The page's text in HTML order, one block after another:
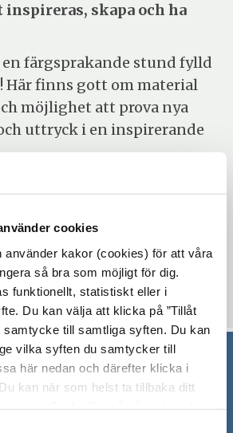
cookies
använder kakor (cookies) för att våra
så bra som möjligt för dig.
funktionellt, statistiskt eller i
Du kan välja att klicka på ”Tillåt
samtycke till samtliga syften. Du kan
vilka syften du samtycker till
här nedan och därefter klicka i
kan när som helst ta tillbaka ditt
skapa och ha
färgsprakande stund fylld
Här finns gott om material
möjlighet att prova nya
uttryck i en inspirerande
2026 - torsdag 27 augusti 2026
kommun